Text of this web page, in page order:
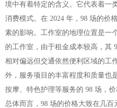
境中有着特定的含义。它代表着一
消费模式。在 2024 年，98 场的价
素的影响。工作室的地理位置是一
的工作室，由于租金成本较高，其
相对偏远但交通依然便利区域的工
外，服务项目的丰富程度和质量也
按摩、特色护理等服务的 98 场，
总体而言，98 场的价格大致在几